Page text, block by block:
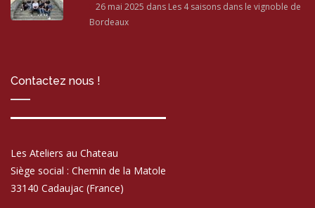
26 mai 2025 dans Les 4 saisons dans le vignoble de
Bordeaux
Contactez nous !
Les Ateliers au Chateau
Siège social : Chemin de la Matole
33140 Cadaujac (France)